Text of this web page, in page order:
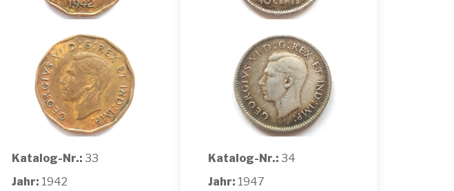
Katalog-Nr.: 33
Jahr: 1942
Katalog-Nr.: 34
Jahr: 1947